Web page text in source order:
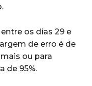
os dias 29 e
de erro é de
ou para
de 95%.